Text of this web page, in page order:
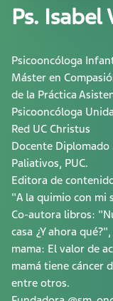
Ps. Isabel
Psicooncóloga
Máster en
de la Práctica
Psicooncóloga
Red UC Christus
Docente
Paliativos, PUC.
Editora de
"A la quimio con mi
Co-autora libros:
casa ¿Y ahora
mama: El valor de
mamá tiene cáncer
entre otros.